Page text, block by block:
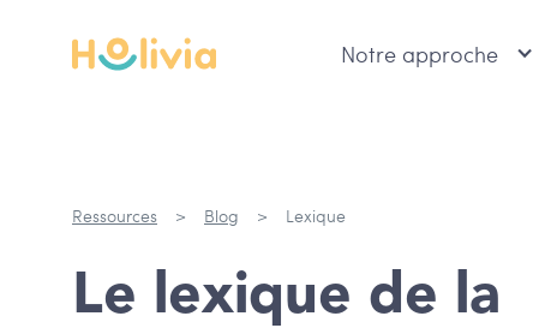
Notre approche
Ressources > Blog > Lexique
Le lexique de la